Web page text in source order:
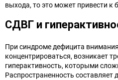
выхода, то это может привести к
СДВГ и
При синдроме дефицита
концентрироваться, возникает
гиперактивность, которыми
Распространенность составляет